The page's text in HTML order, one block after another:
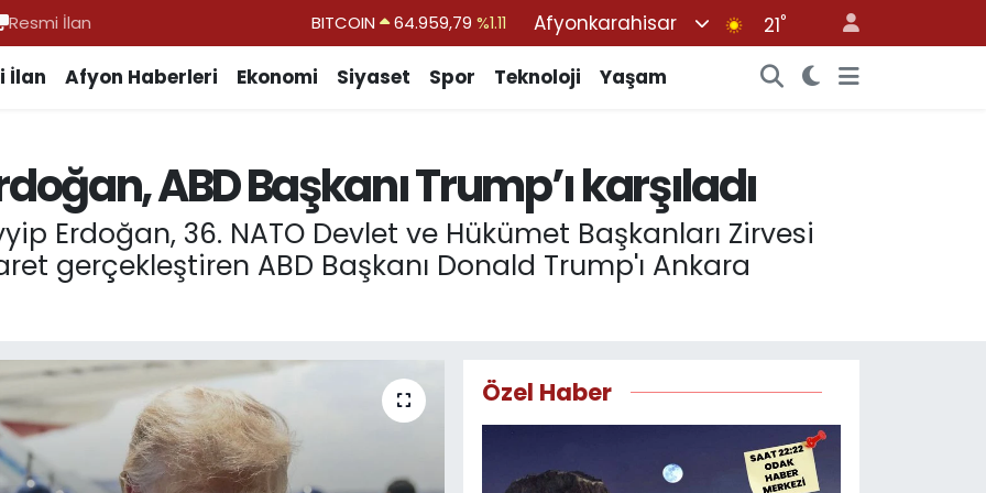
Resmi İlan DOLAR 47,7436%0.18
EURO
BİST100
13.779 %-14
Afyonkarahisar 21°
İlan Afyon Haberleri Ekonomi Siyaset Spor Teknoloji Yaşam
ABD Başkanı Trump’ı karşıladı
Erdoğan, 36. NATO Devlet ve Hükümet Başkanları Zirvesi
gerçekleştiren ABD Başkanı Donald Trump'ı Ankara
Özel Haber